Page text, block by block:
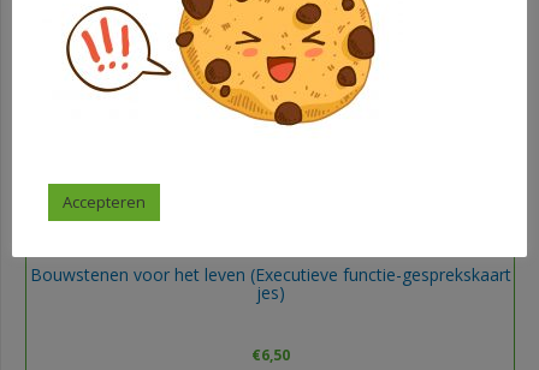
Bouwstenen voor het leven (Executieve functie-gesprekskaart
jes)
€6,50
Accepteren